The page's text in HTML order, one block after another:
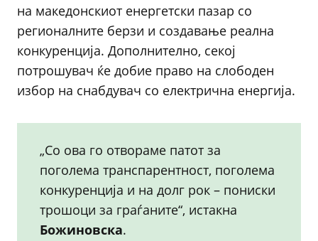
на македонскиот енергетски пазар со
регионалните берзи и создавање реална
конкуренција. Дополнително, секој
потрошувач ќе добие право на слободен
избор на снабдувач со електрична енергија.
„Со ова го отвораме патот за
поголема транспарентност, поголема
конкуренција и на долг рок – пониски
трошоци за граѓаните“, истакна
Божиновска.